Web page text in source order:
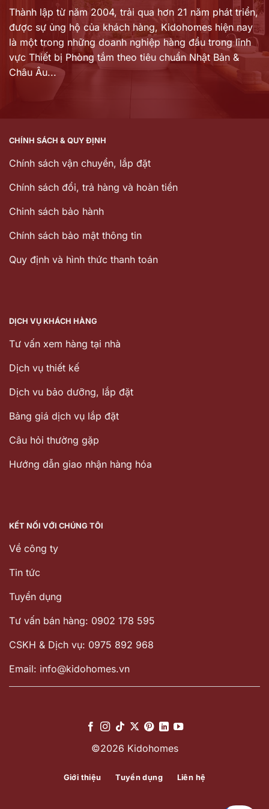
Thành lập từ năm 2004, trải qua hơn 21 năm phát triển,
được sự ủng hộ của khách hàng, Kidohomes hiện nay
là một trong những doanh nghiệp hàng đầu trong lĩnh
vực Thiết bị Phòng tắm theo tiêu chuẩn Nhật Bản &
Châu Âu...
CHÍNH SÁCH & QUY ĐỊNH
Chính sách vận chuyển, lắp đặt
Chính sách đổi, trả hàng và hoàn tiền
Chinh sách bảo hành
Chính sách bảo mật thông tin
Quy định và hình thức thanh toán
DỊCH VỤ KHÁCH HÀNG
Tư vấn xem hàng tại nhà
Dịch vụ thiết kế
Dịch vu bảo dưỡng, lắp đặt
Bảng giá dịch vụ lắp đặt
Câu hỏi thường gặp
Hướng dẫn giao nhận hàng hóa
KẾT NỐI VỚI CHÚNG TÔI
Về công ty
Tin tức
Tuyển dụng
Tư vấn bán hàng: 0902 178 595
CSKH & Dịch vụ: 0975 892 968
Email: info@kidohomes.vn
©2026 Kidohomes
Giới thiệu Tuyển dụng Liên hệ